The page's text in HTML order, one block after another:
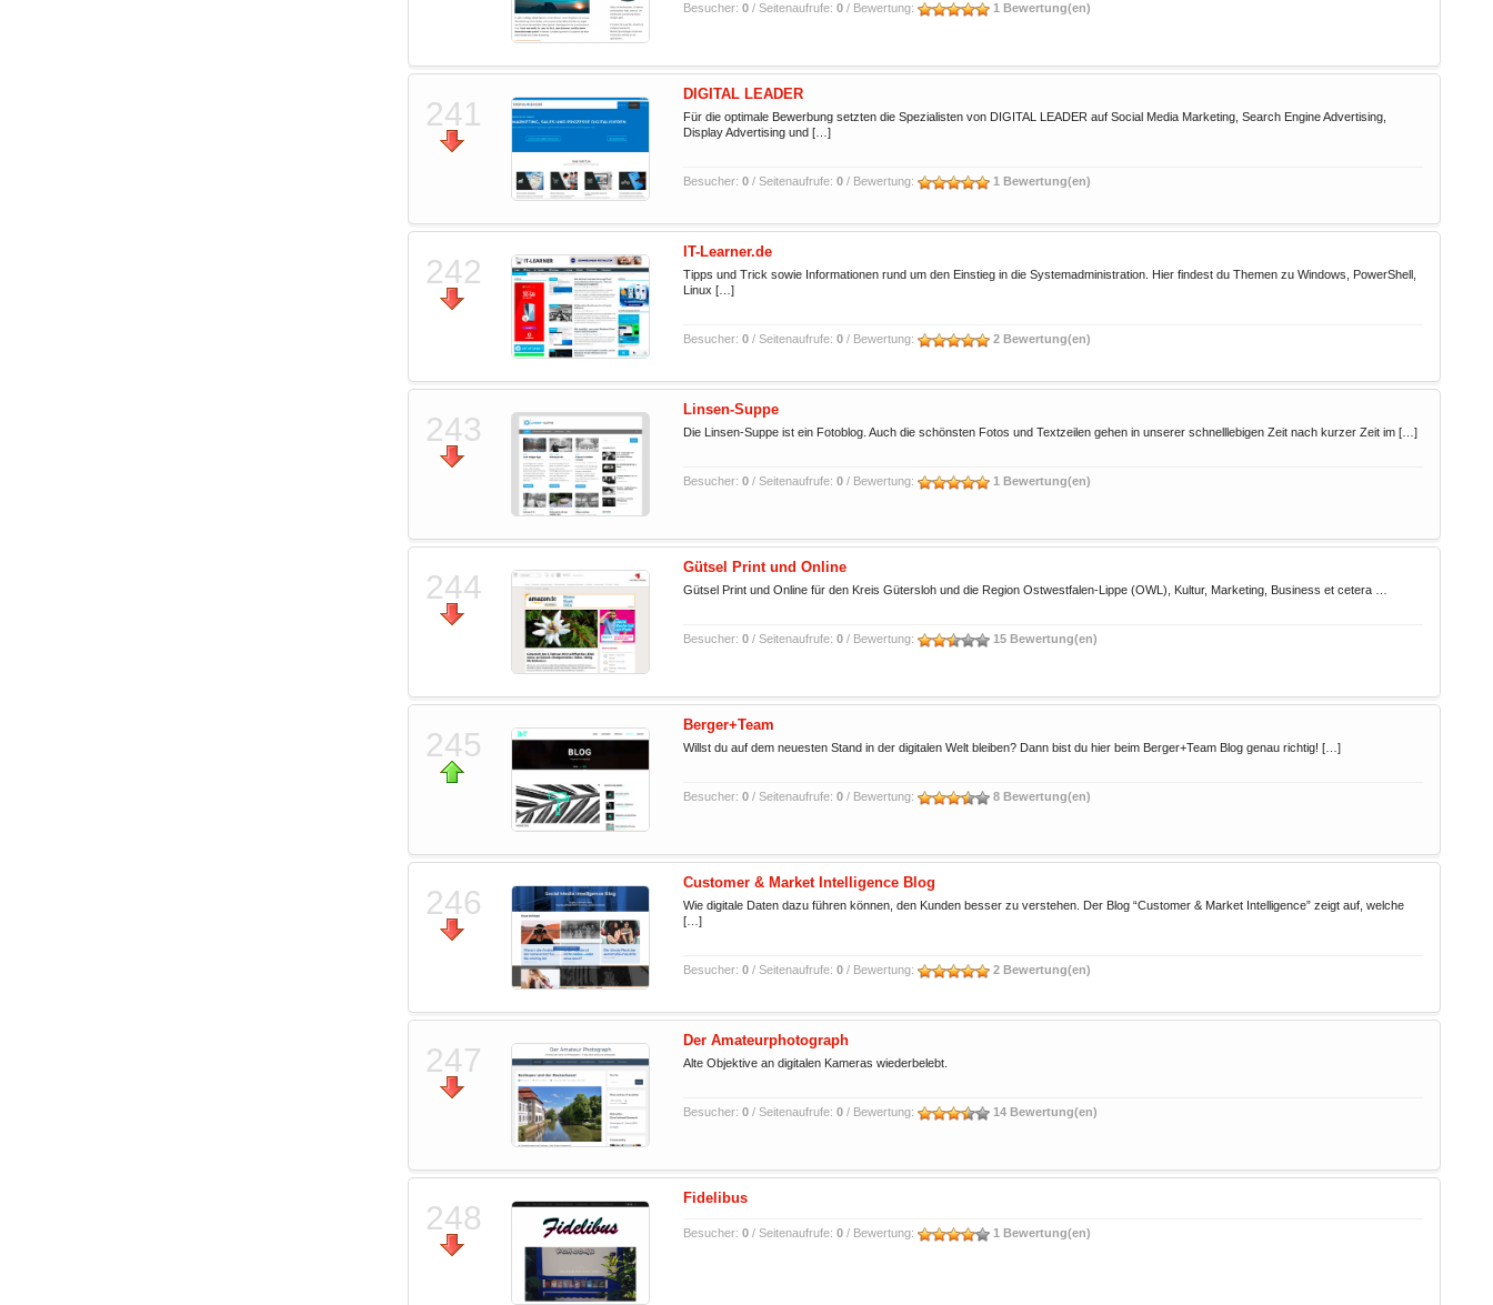
Besucher: 0/ Seitenaufrufe: 0/ Bewertung: 1 Bewertung(en)
241
DIGITAL LEADER
Für die optimale Bewerbung setzten die Spezialisten von DIGITAL LEADER auf Social Media Marketing, Search Engine Advertising,
Display Advertising und […]
Besucher: 0/ Seitenaufrufe: 0/ Bewertung: 1 Bewertung(en)
242
IT-Learner.de
Tipps und Trick sowie Informationen rund um den Einstieg in die Systemadministration. Hier findest du Themen zu Windows, PowerShell,
Linux […]
Besucher: 0/ Seitenaufrufe: 0/ Bewertung: 2 Bewertung(en)
243
Linsen-Suppe
Die Linsen-Suppe ist ein Fotoblog. Auch die schönsten Fotos und Textzeilen gehen in unserer schnelllebigen Zeit nach kurzer Zeit im […]
Besucher: 0/ Seitenaufrufe: 0/ Bewertung: 1 Bewertung(en)
244
Gütsel Print und Online
Gütsel Print und Online für den Kreis Gütersloh und die Region Ostwestfalen-Lippe (OWL), Kultur, Marketing, Business et cetera …
Besucher: 0/ Seitenaufrufe: 0/ Bewertung: 15 Bewertung(en)
245
Berger+Team
Willst du auf dem neuesten Stand in der digitalen Welt bleiben? Dann bist du hier beim Berger+Team Blog genau richtig! […]
Besucher: 0/ Seitenaufrufe: 0/ Bewertung: 8 Bewertung(en)
246
Customer & Market Intelligence Blog
Wie digitale Daten dazu führen können, den Kunden besser zu verstehen. Der Blog “Customer & Market Intelligence” zeigt auf, welche
[…]
Besucher: 0/ Seitenaufrufe: 0/ Bewertung: 2 Bewertung(en)
247
Der Amateurphotograph
Alte Objektive an digitalen Kameras wiederbelebt.
Besucher: 0/ Seitenaufrufe: 0/ Bewertung: 14 Bewertung(en)
248
Fidelibus
Besucher: 0/ Seitenaufrufe: 0/ Bewertung: 1 Bewertung(en)